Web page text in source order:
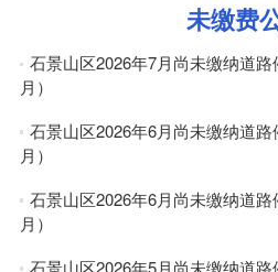
未缴费
石景山区2026年7月尚未缴纳道
月）
石景山区2026年6月尚未缴纳道
月）
石景山区2026年6月尚未缴纳道
月）
石景山区2026年5月尚未缴纳道